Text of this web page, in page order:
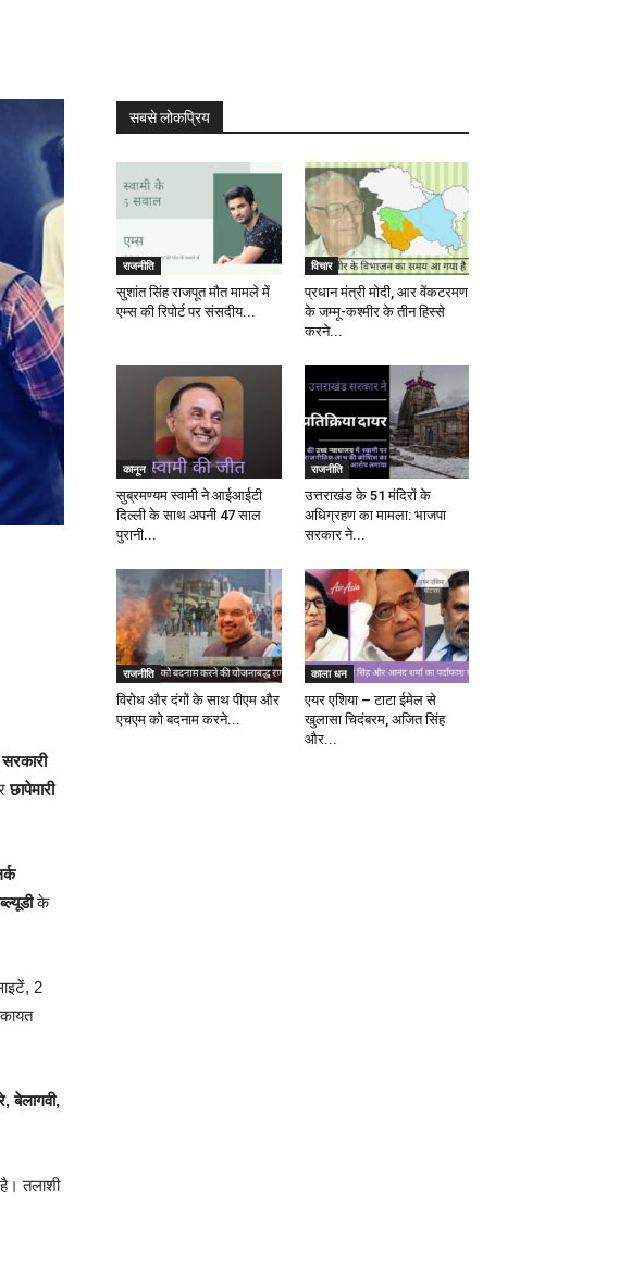
सरकारी
छापेमारी
के
2
बेलागवी,
तलाशी
सबसे लोकप्रिय
राजनीति
सुशांत सिंह राजपूत मौत मामले में
एम्स की रिपोर्ट पर संसदीय...
विचार
प्रधान मंत्री मोदी, आर वेंकटरमण
के जम्मू-कश्मीर के तीन हिस्से
करने...
कानून
सुब्रमण्यम स्वामी ने आईआईटी
दिल्ली के साथ अपनी 47 साल
पुरानी...
राजनीति
उत्तराखंड के 51 मंदिरों के
अधिग्रहण का मामला: भाजपा
सरकार ने...
राजनीति
विरोध और दंगों के साथ पीएम और
एचएम को बदनाम करने...
काला धन
एयर एशिया – टाटा ईमेल से
खुलासा चिदंबरम, अजित सिंह
और...